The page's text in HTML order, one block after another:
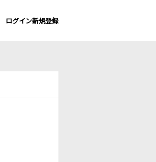
ログイン新規登録